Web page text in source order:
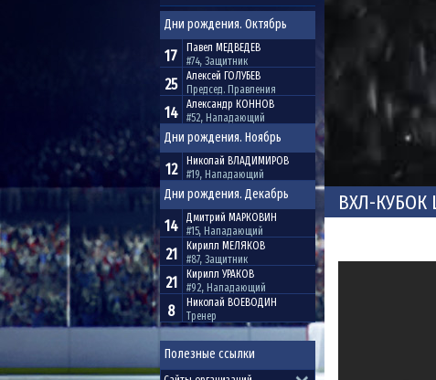
Дни рождения. Октябрь
17 Павел МЕДВЕДЕВ
#74, Защитник
25 Алексей ГОЛУБЕВ
Председ. Правления
14 Александр КОННОВ
#52, Нападающий
Дни рождения. Ноябрь
12 Николай ВЛАДИМИРОВ
#19, Нападающий
Дни рождения. Декабрь
14 Дмитрий МАРКОВИН
#15, Нападающий
21 Кирилл МЕЛЯКОВ
#87, Защитник
21 Кирилл УРАКОВ
#92, Нападающий
8 Николай ВОЕВОДИН
Тренер
Полезные ссылки
ВХЛ-КУБОК